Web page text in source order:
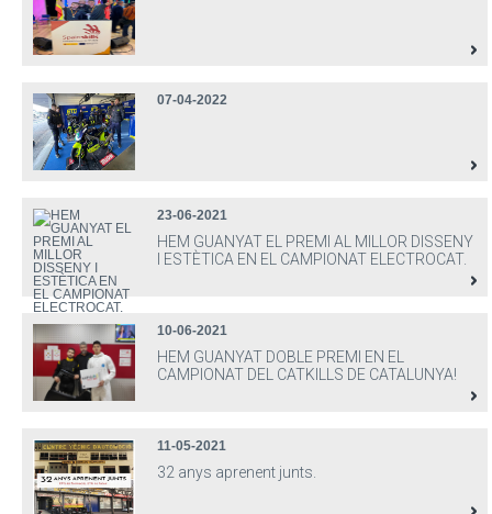
07-04-2022
23-06-2021
HEM GUANYAT EL PREMI AL MILLOR DISSENY
I ESTÈTICA EN EL CAMPIONAT ELECTROCAT.
10-06-2021
HEM GUANYAT DOBLE PREMI EN EL
CAMPIONAT DEL CATKILLS DE CATALUNYA!
11-05-2021
32 anys aprenent junts.